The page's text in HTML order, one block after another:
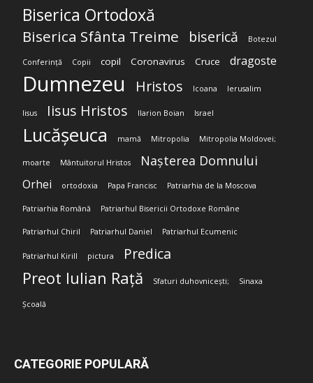
Biserica Ortodoxă
Biserica Sfânta Treime biserică Botezul
Conferință Copii copil Coronavirus Cruce dragoste
Dumnezeu Hristos Icoana Ierusalim
Iisus Iisus Hristos Ilarion Boian Israel
Lucășeuca mamă Mitropolia Mitropolia Moldovei;
moarte Mântuitorul Hristos Nașterea Domnului
Orhei ortodoxia Papa Francisc Patriarhia de la Moscova
Patriarhia Română Patriarhul Bisericii Ortodoxe Române
Patriarhul Chiril Patriarhul Daniel Patriarhul Ecumenic
Patriarhul Kirill pictura Predica
Preot Iulian Rață Sfaturi duhovnicești; Sinaxa
Școală
CATEGORIE POPULARĂ